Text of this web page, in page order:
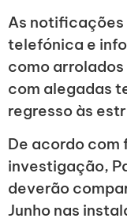
As
telefónica e
como
com alegadas
regresso às
De acordo com
investigação,
deverão
Junho nas